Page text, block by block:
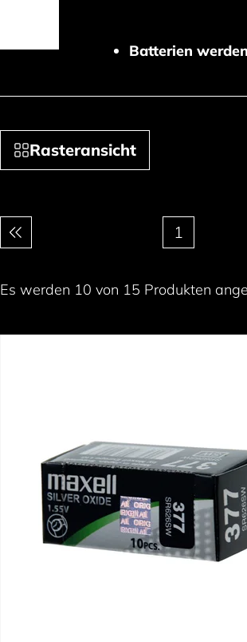
Batterien
Rasteransicht
Paginierung 1
Es werden 10 von 15 Produkten